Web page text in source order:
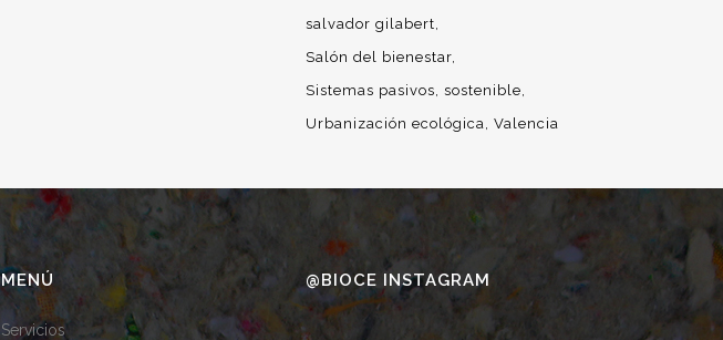
salvador gilabert
Salón del bienestar
Sistemas pasivos sostenible
Urbanización ecológica Valencia
MENÚ
Servicios
@BIOCE INSTAGRAM